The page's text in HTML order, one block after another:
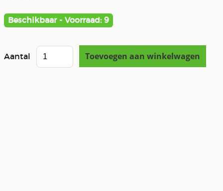
Beschikbaar - Voorraad: 9
Aantal